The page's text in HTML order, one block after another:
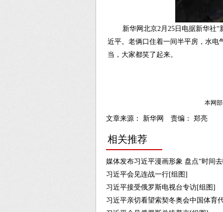
新华网北京2月25日电据新华社
近平。老俩口住着一间半平房，水电
当，大家都笑了起来。
本网
文章来源： 新华网 责编： 郑亮
相关推荐
媒体发布习近平漫画形象 盘点“时间
习近平会见连战一行[组图]
习近平接受俄罗斯电视台专访[组图]
习近平亲切看望索契冬奥会中国体育